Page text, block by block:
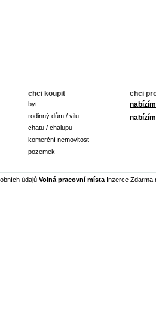
chci koupit
byt
rodinný dům / vilu
chatu / chalupu
komerční nemovitost
pozemek
chci
údajů Volná pracovní místa Inzerce Zdarma